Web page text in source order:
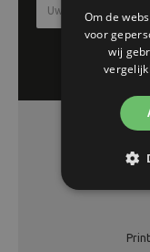
Om de
voor
wij